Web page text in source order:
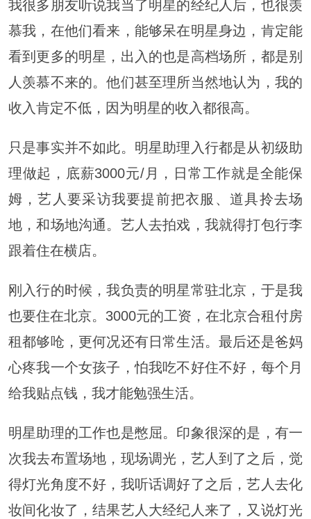
我很多朋友听说我当了明星的经纪人后，也很羡
慕我，在他们看来，能够呆在明星身边，肯定能
看到更多的明星，出入的也是高档场所，都是别
人羡慕不来的。他们甚至理所当然地认为，我的
收入肯定不低，因为明星的收入都很高。
只是事实并不如此。明星助理入行都是从初级助
理做起，底薪3000元/月，日常工作就是全能保
姆，艺人要采访我要提前把衣服、道具拎去场
地，和场地沟通。艺人去拍戏，我就得打包行李
跟着住在横店。
刚入行的时候，我负责的明星常驻北京，于是我
也要住在北京。3000元的工资，在北京合租付房
租都够呛，更何况还有日常生活。最后还是爸妈
心疼我一个女孩子，怕我吃不好住不好，每个月
给我贴点钱，我才能勉强生活。
明星助理的工作也是憋屈。印象很深的是，有一
次我去布置场地，现场调光，艺人到了之后，觉
得灯光角度不好，我听话调好了之后，艺人去化
妆间化妆了，结果艺人大经纪人来了，又说灯光